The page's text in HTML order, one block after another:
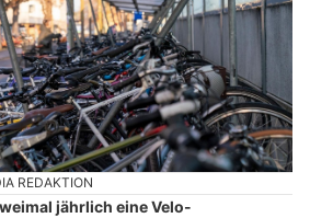
REDAKTION
jährlich eine Velo-